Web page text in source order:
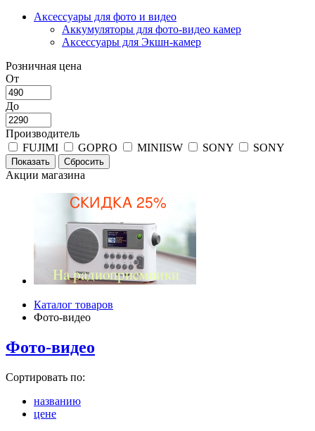
Аксессуары для фото и видео
Аккумуляторы для фото-видео камер
Аксессуары для Экшн-камер
Розничная цена
От
До
Производитель
FUJIMI
GOPRO MINIISW SONY SONY
Акции магазина
Каталог товаров
Фото-видео
Фото-видео
Сортировать по:
названию
цене